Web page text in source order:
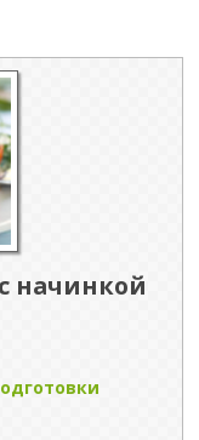
начинкой